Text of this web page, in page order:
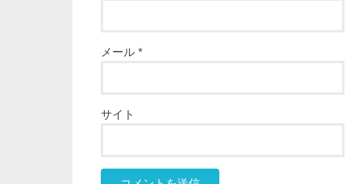
メール *
サイト